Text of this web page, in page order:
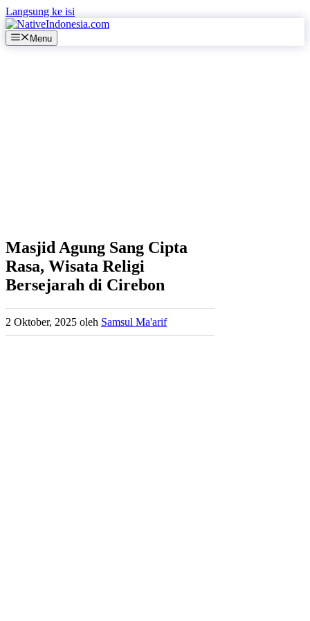
Langsung ke isi
Menu
Masjid Agung Sang Cipta
Rasa, Wisata Religi
Bersejarah di Cirebon
2 Oktober, 2025 oleh Samsul Ma'arif